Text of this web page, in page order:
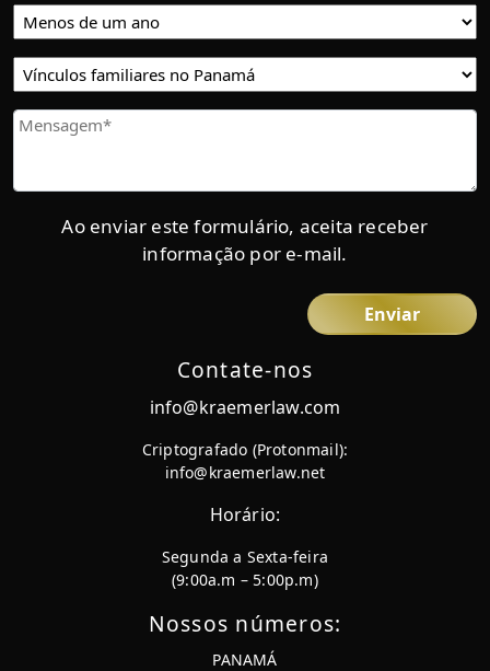
Contate-nos
info@kraemerlaw.com
Criptografado (Protonmail):
info@kraemerlaw.net
Horário:
Segunda a Sexta-feira
(9:00a.m – 5:00p.m)
Nossos números:
PANAMÁ
Residencia
Tiempo
de
residencia
en
Panamá
Vínculos
familiares
en
Mensaje
Ao enviar este formulário, aceita receber
informação por e-mail.